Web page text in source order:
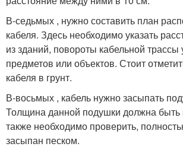
В-седьмых , нужно составить план
кабеля. Здесь необходимо указать
из зданий, повороты кабельной
предметов или объектов. Стоит
кабеля в грунт.
В-восьмых , кабель нужно засыпать
Толщина данной подушки должна быть
также необходимо проверить,
засыпан песком.